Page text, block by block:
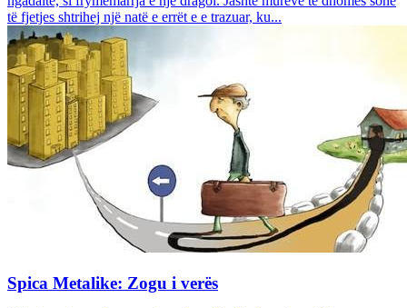
të fjetjes shtrihej një natë e errët e e trazuar, ku...
Spica Metalike: Zogu i verës